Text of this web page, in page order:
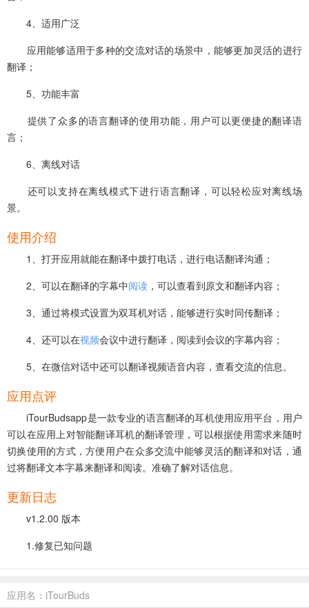
4、适用广泛
应用能够适用于多种的交流对话的场景中，能够更加灵活的进行
翻译；
5、功能丰富
提供了众多的语言翻译的使用功能，用户可以更便捷的翻译语
言；
6、离线对话
还可以支持在离线模式下进行语言翻译，可以轻松应对离线场
景。
使用介绍
1、打开应用就能在翻译中拨打电话，进行电话翻译沟通；
2、可以在翻译的字幕中阅读 ，可以查看到原文和翻译内容；
3、通过将模式设置为双耳机对话，能够进行实时同传翻译；
4、还可以在视频会议中进行翻译，阅读到会议的字幕内容；
5、在微信对话中还可以翻译视频语音内容，查看交流的信息。
应用点评
iTourBudsapp是一款专业的语言翻译的耳机使用应用平台，用户
可以在应用上对智能翻译耳机的翻译管理，可以根据使用需求来随时
切换使用的方式，方便用户在众多交流中能够灵活的翻译和对话，通
过将翻译文本字幕来翻译和阅读。准确了解对话信息。
更新日志
v1.2.00 版本
1.修复已知问题
应用名：iTourBuds